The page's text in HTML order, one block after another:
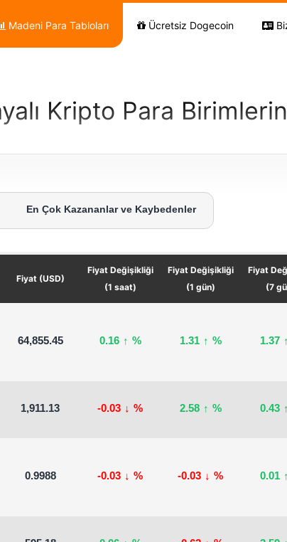
Ücretsiz Dogecoin
Madeni Para Tabloları
Kripto Para
En Çok Kazananlar ve Kaybedenler
Fiyat (USD)
Fiyat Değişikliği
(1 saat)
Fiyat Değişikliği
(1 gün)
Fiyat
(7
64,855.45 0.16 ↑ % 1.31 ↑ % 1.37 ↑
1,911.13 -0.03 ↓ % 2.58 ↑ % 0.43 ↑
0.9988 -0.03 ↓ % -0.03 ↓ % 0.01 ↑